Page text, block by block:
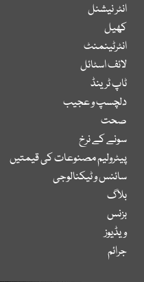
انٹر نیشنل
کھیل
انٹرٹینمنٹ
لائف اسٹائل
ٹاپ ٹرینڈ
دلچسپ و عجیب
صحت
سونے کے نرخ
پیٹرولیم مصنوعات کی قیمتیں
سائنس و ٹیکنالوجی
بلاگ
بزنس
ویڈیوز
جرائم